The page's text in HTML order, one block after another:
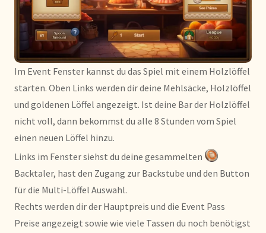
Im Event Fenster kannst du das Spiel mit einem Holzlöffel
starten. Oben Links werden dir deine Mehlsäcke, Holzlöffel
und goldenen Löffel angezeigt. Ist deine Bar der Holzlöffel
nicht voll, dann bekommst du alle 8 Stunden vom Spiel
einen neuen Löffel hinzu.
Links im Fenster siehst du deine gesammelten
Backtaler, hast den Zugang zur Backstube und den Button
für die Multi-Löffel Auswahl.
Rechts werden dir der Hauptpreis und die Event Pass
Preise angezeigt sowie wie viele Tassen du noch benötigst